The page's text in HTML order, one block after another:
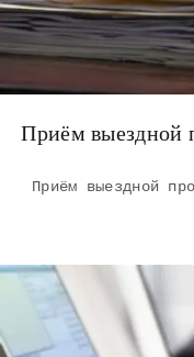
Приём выездной
Приём выездной